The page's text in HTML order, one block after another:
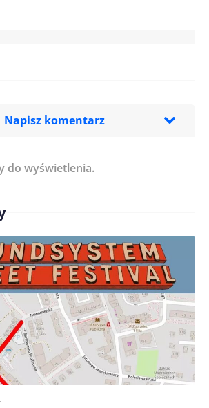
Napisz komentarz
moje dane w tej przeglądarce podczas
komentarzy.
do wyświetlenia.